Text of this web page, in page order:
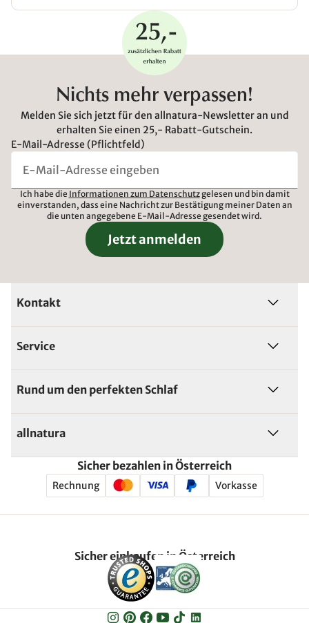
Nichts mehr verpassen!
Melden Sie sich jetzt für den allnatura-Newsletter an und
erhalten Sie einen 25,- Rabatt-Gutschein.
E-Mail-Adresse (Pflichtfeld)
Ich habe die Informationen zum Datenschutzgelesen und bin damit
einverstanden, dass eine Nachricht zur Bestätigung meiner Daten an
die unten angegebene E-Mail-Adresse gesendet wird.
Jetzt anmelden
Kontakt
Service
Rund um den perfekten Schlaf
allnatura
Sicher bezahlen in Österreich
Rechnung Vorkasse
Sicher einkaufen in Österreich